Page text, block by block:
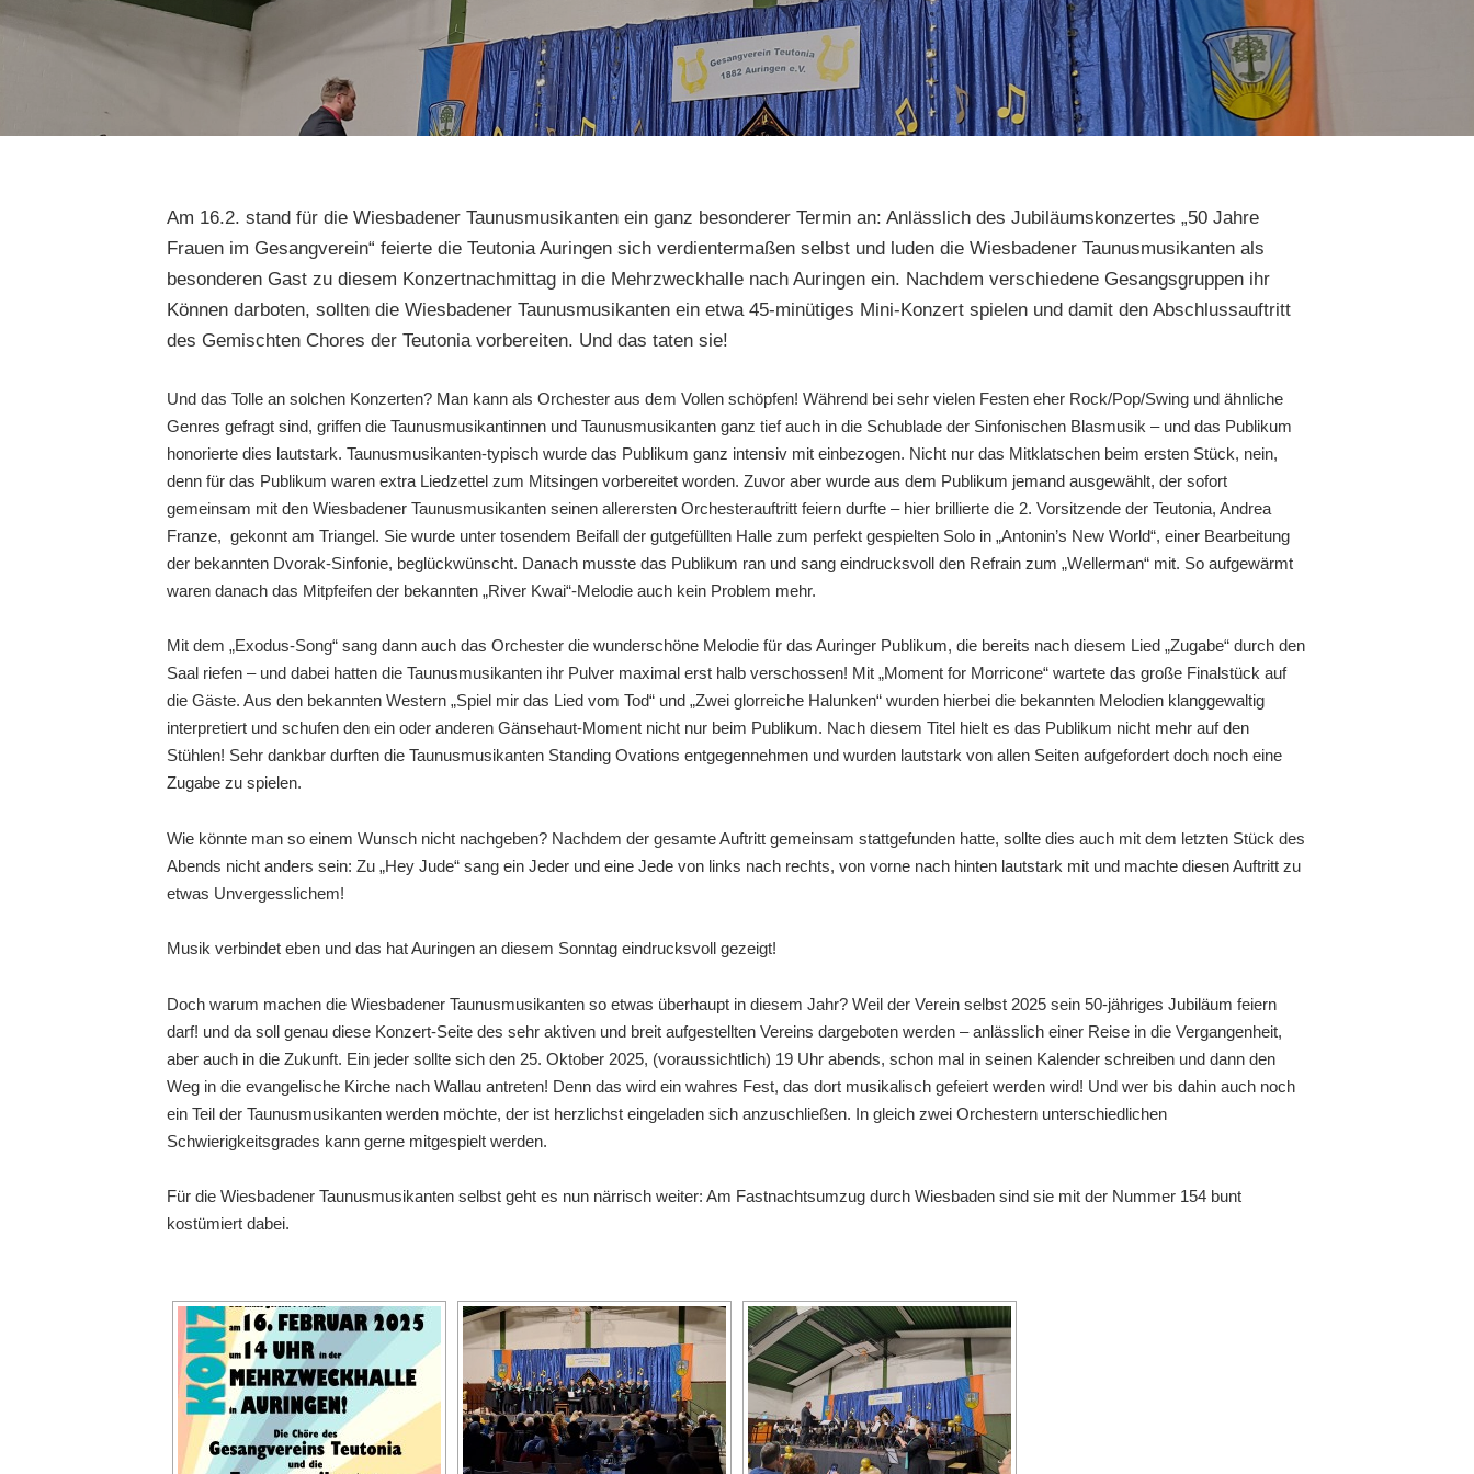
Am 16.2. stand für die Wiesbadener Taunusmusikanten ein ganz besonderer Termin an: Anlässlich des Jubiläumskonzertes „50 Jahre
Frauen im Gesangverein“ feierte die Teutonia Auringen sich verdientermaßen selbst und luden die Wiesbadener Taunusmusikanten als
besonderen Gast zu diesem Konzertnachmittag in die Mehrzweckhalle nach Auringen ein. Nachdem verschiedene Gesangsgruppen ihr
Können darboten, sollten die Wiesbadener Taunusmusikanten ein etwa 45-minütiges Mini-Konzert spielen und damit den Abschlussauftritt
des Gemischten Chores der Teutonia vorbereiten. Und das taten sie!
Und das Tolle an solchen Konzerten? Man kann als Orchester aus dem Vollen schöpfen! Während bei sehr vielen Festen eher Rock/Pop/Swing und ähnliche
Genres gefragt sind, griffen die Taunusmusikantinnen und Taunusmusikanten ganz tief auch in die Schublade der Sinfonischen Blasmusik – und das Publikum
honorierte dies lautstark. Taunusmusikanten-typisch wurde das Publikum ganz intensiv mit einbezogen. Nicht nur das Mitklatschen beim ersten Stück, nein,
denn für das Publikum waren extra Liedzettel zum Mitsingen vorbereitet worden. Zuvor aber wurde aus dem Publikum jemand ausgewählt, der sofort
gemeinsam mit den Wiesbadener Taunusmusikanten seinen allerersten Orchesterauftritt feiern durfte – hier brillierte die 2. Vorsitzende der Teutonia, Andrea
Franze, gekonnt am Triangel. Sie wurde unter tosendem Beifall der gutgefüllten Halle zum perfekt gespielten Solo in „Antonin’s New World“, einer Bearbeitung
der bekannten Dvorak-Sinfonie, beglückwünscht. Danach musste das Publikum ran und sang eindrucksvoll den Refrain zum „Wellerman“ mit. So aufgewärmt
waren danach das Mitpfeifen der bekannten „River Kwai“-Melodie auch kein Problem mehr.
Mit dem „Exodus-Song“ sang dann auch das Orchester die wunderschöne Melodie für das Auringer Publikum, die bereits nach diesem Lied „Zugabe“ durch den
Saal riefen – und dabei hatten die Taunusmusikanten ihr Pulver maximal erst halb verschossen! Mit „Moment for Morricone“ wartete das große Finalstück auf
die Gäste. Aus den bekannten Western „Spiel mir das Lied vom Tod“ und „Zwei glorreiche Halunken“ wurden hierbei die bekannten Melodien klanggewaltig
interpretiert und schufen den ein oder anderen Gänsehaut-Moment nicht nur beim Publikum. Nach diesem Titel hielt es das Publikum nicht mehr auf den
Stühlen! Sehr dankbar durften die Taunusmusikanten Standing Ovations entgegennehmen und wurden lautstark von allen Seiten aufgefordert doch noch eine
Zugabe zu spielen.
Wie könnte man so einem Wunsch nicht nachgeben? Nachdem der gesamte Auftritt gemeinsam stattgefunden hatte, sollte dies auch mit dem letzten Stück des
Abends nicht anders sein: Zu „Hey Jude“ sang ein Jeder und eine Jede von links nach rechts, von vorne nach hinten lautstark mit und machte diesen Auftritt zu
etwas Unvergesslichem!
Musik verbindet eben und das hat Auringen an diesem Sonntag eindrucksvoll gezeigt!
Doch warum machen die Wiesbadener Taunusmusikanten so etwas überhaupt in diesem Jahr? Weil der Verein selbst 2025 sein 50-jähriges Jubiläum feiern
darf! und da soll genau diese Konzert-Seite des sehr aktiven und breit aufgestellten Vereins dargeboten werden – anlässlich einer Reise in die Vergangenheit,
aber auch in die Zukunft. Ein jeder sollte sich den 25. Oktober 2025, (voraussichtlich) 19 Uhr abends, schon mal in seinen Kalender schreiben und dann den
Weg in die evangelische Kirche nach Wallau antreten! Denn das wird ein wahres Fest, das dort musikalisch gefeiert werden wird! Und wer bis dahin auch noch
ein Teil der Taunusmusikanten werden möchte, der ist herzlichst eingeladen sich anzuschließen. In gleich zwei Orchestern unterschiedlichen
Schwierigkeitsgrades kann gerne mitgespielt werden.
Für die Wiesbadener Taunusmusikanten selbst geht es nun närrisch weiter: Am Fastnachtsumzug durch Wiesbaden sind sie mit der Nummer 154 bunt
kostümiert dabei.